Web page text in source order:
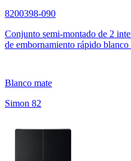
8200398-090
Conjunto semi-montado de 2
de embornamiento rápido
Blanco mate
Simon 82